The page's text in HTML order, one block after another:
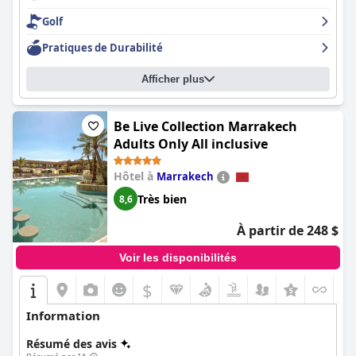
Golf
Pratiques de Durabilité
Afficher plus
Be Live Collection Marrakech
Adults Only All inclusive
Hôtel à Marrakech
8,6 Très bien
À partir de 248 $
Voir les disponibilités
$
Information
Résumé des avis